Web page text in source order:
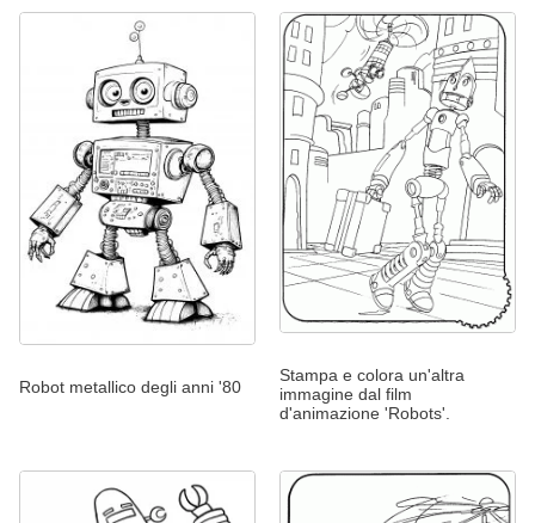
Robot metallico degli anni '80
Stampa e colora un'altra
immagine dal film
d'animazione 'Robots'.